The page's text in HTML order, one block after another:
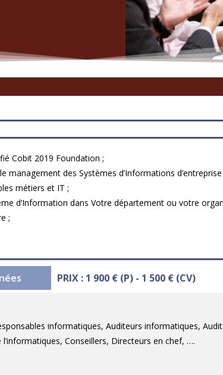
Cobit 2019 Foundation ;
des Systèmes d’Informations d’entreprise
métiers et IT ;
d’Information dans Votre département ou votre
;
PRIX : 1 900 € (P) - 1 500 € (CV)
informatiques, Auditeurs informatiques,
l’informatiques, Conseillers, Directeurs en chef, ….